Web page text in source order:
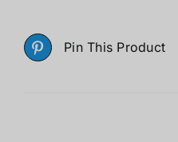
Pin This Product